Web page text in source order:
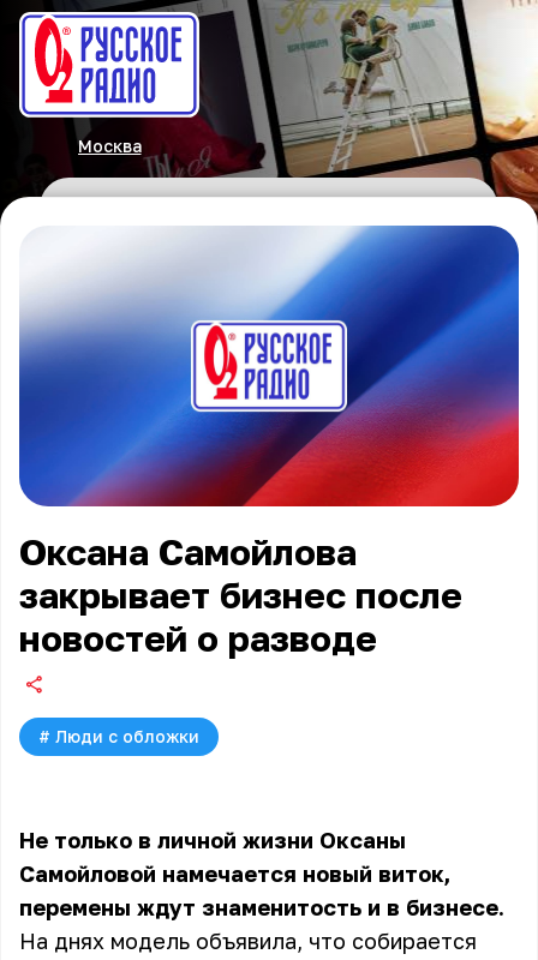
Москва
Оксана Самойлова
закрывает бизнес после
новостей о разводе
# Люди с обложки
Не только в личной жизни Оксаны
Самойловой намечается новый виток,
перемены ждут знаменитость и в бизнесе.
На днях модель объявила, что собирается